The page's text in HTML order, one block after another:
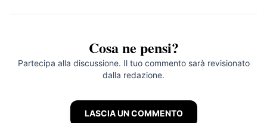
Cosa ne pensi?
Partecipa alla discussione. Il tuo commento sarà revisionato
dalla redazione.
LASCIA UN COMMENTO